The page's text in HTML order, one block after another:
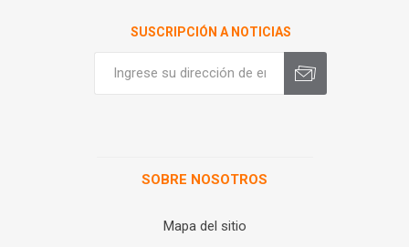
SUSCRIPCIÓN A NOTICIAS
SOBRE NOSOTROS
Mapa del sitio